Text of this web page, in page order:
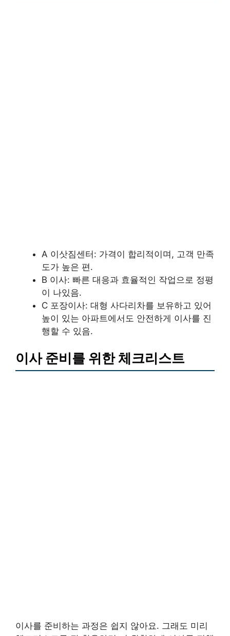
A 이삿짐센터: 가격이 합리적이며, 고객 만족
도가 높은 편.
B 이사: 빠른 대응과 효율적인 작업으로 정평
이 나있음.
C 포장이사: 대형 사다리차를 보유하고 있어
높이 있는 아파트에서도 안전하게 이사를 진
행할 수 있음.
이사 준비를 위한 체크리스트
이사를 준비하는 과정은 쉽지 않아요. 그래도 미리